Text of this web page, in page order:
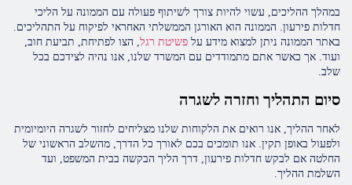
במהלך ההליכים, עשוי להיות צורך לשיתוף פעולה עם הממונה על הליכי
חדלות פירעון. הממונה הוא האורגן הממשלתי האחראי לפיקוח על התהליכים.
באתר הממונה ניתן למצוא מידע על פשיטת רגל , הצו לפתיחת, תביעת חוב,
ועוד. אך כאשר אתם מתמודדים עם המשרד שלנו, אנו נהיה לצידכם בכל
שלב.
סיום התהליך וחזרה לשגרה
לאחר ההליך, אנו רואים את הלקוחות שלנו מצליחים לחזור לשגרה היומיומית
ולפעול באופן תקין. אנו תומכים בכם לאורך כל הדרך, מהשלב הראשוני של
החלטה אם לבקש חדלות פירעון, דרך הליך הבקשה בבית המשפט, ועד
השלמת ההליך.